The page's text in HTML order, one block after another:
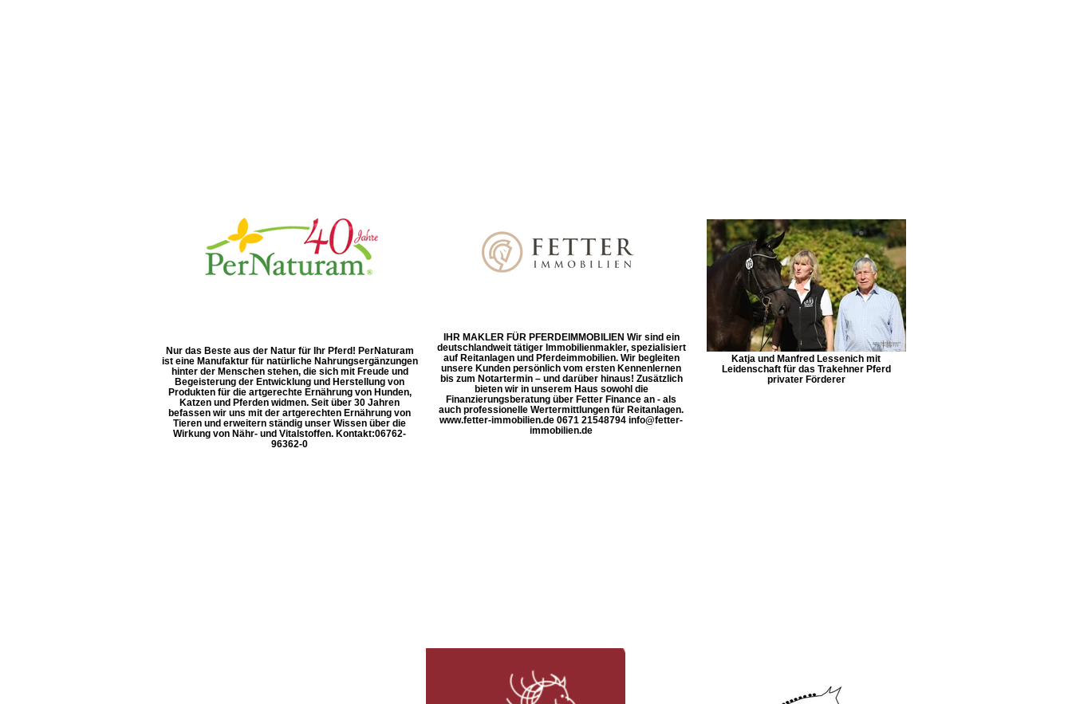
Nur das Beste aus der Natur für Ihr Pferd! PerNaturam
ist eine Manufaktur für natürliche Nahrungsergänzungen
hinter der Menschen stehen, die sich mit Freude und
Begeisterung der Entwicklung und Herstellung von
Produkten für die artgerechte Ernährung von Hunden,
Katzen und Pferden widmen. Seit über 30 Jahren
befassen wir uns mit der artgerechten Ernährung von
Tieren und erweitern ständig unser Wissen über die
Wirkung von Nähr- und Vitalstoffen. Kontakt: ​06762-
96362-0
IHR MAKLER FÜR PFERDEIMMOBILIEN Wir sind ein
deutschlandweit tätiger Immobilienmakler, spezialisiert
auf Reitanlagen und Pferdeimmobilien. Wir begleiten
unsere Kunden persönlich vom ersten Kennenlernen
bis zum Notartermin – und darüber hinaus! Zusätzlich
bieten wir in unserem Haus sowohl die
Finanzierungsberatung über Fetter Finance an - als
auch professionelle Wertermittlungen für Reitanlagen.
www.fetter-immobilien.de 0671 21548794 info@fetter-
immobilien.de
Katja und Manfred Lessenich mit
Leidenschaft für das Trakehner Pferd
privater Förderer